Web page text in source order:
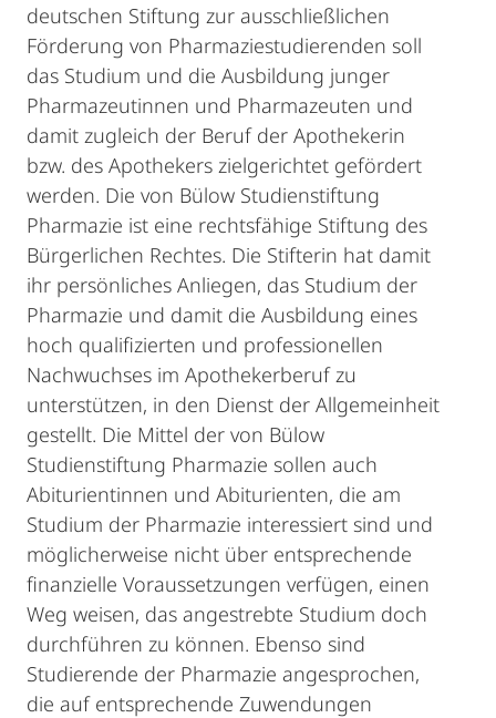
deutschen Stiftung zur ausschließlichen
Förderung von Pharmaziestudierenden soll
das Studium und die Ausbildung junger
Pharmazeutinnen und Pharmazeuten und
damit zugleich der Beruf der Apothekerin
bzw. des Apothekers zielgerichtet gefördert
werden. Die von Bülow Studienstiftung
Pharmazie ist eine rechtsfähige Stiftung des
Bürgerlichen Rechtes. Die Stifterin hat damit
ihr persönliches Anliegen, das Studium der
Pharmazie und damit die Ausbildung eines
hoch qualifizierten und professionellen
Nachwuchses im Apothekerberuf zu
unterstützen, in den Dienst der Allgemeinheit
gestellt. Die Mittel der von Bülow
Studienstiftung Pharmazie sollen auch
Abiturientinnen und Abiturienten, die am
Studium der Pharmazie interessiert sind und
möglicherweise nicht über entsprechende
finanzielle Voraussetzungen verfügen, einen
Weg weisen, das angestrebte Studium doch
durchführen zu können. Ebenso sind
Studierende der Pharmazie angesprochen,
die auf entsprechende Zuwendungen